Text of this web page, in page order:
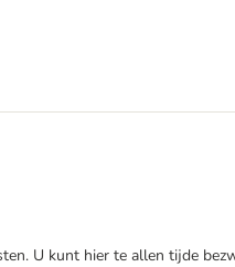
U kunt hier te allen tijde